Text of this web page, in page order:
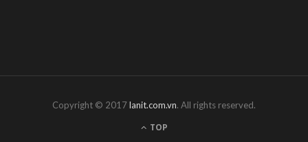
Copyright © 2017lanit.com.vn. All rights reserved.
TOP